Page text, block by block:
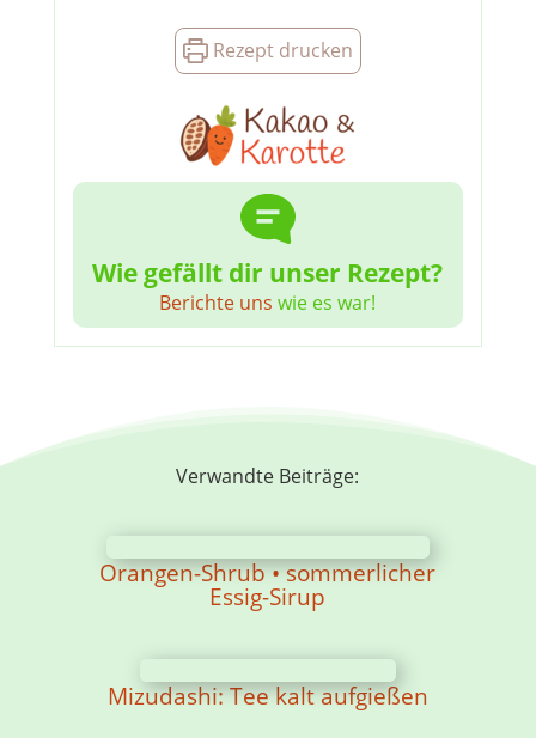
Rezept drucken
Wie gefällt dir unser Rezept?
Berichte uns wie es war!
Verwandte Beiträge:
Orangen-Shrub • sommerlicher
Essig-Sirup
Mizudashi: Tee kalt aufgießen